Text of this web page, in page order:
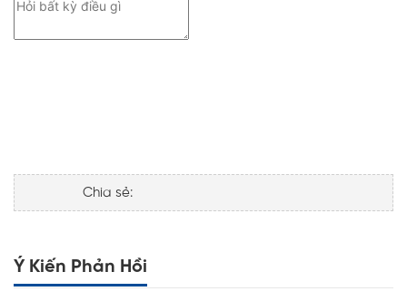
Chia sẻ:
Ý Kiến Phản Hồi